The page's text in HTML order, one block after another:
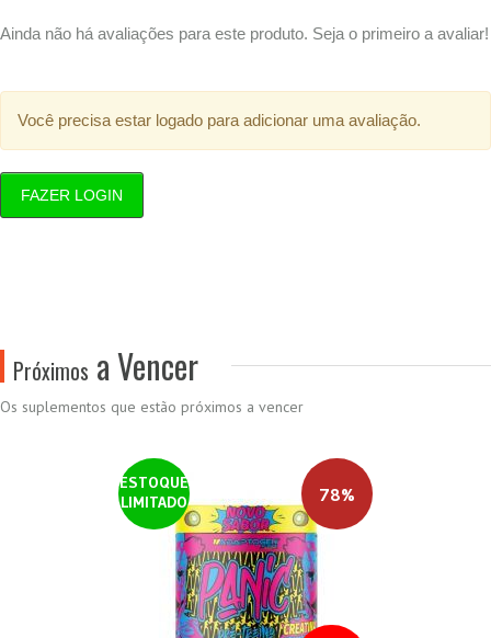
Ainda não há avaliações para este produto. Seja o primeiro a avaliar!
Você precisa estar logado para adicionar uma avaliação.
FAZER LOGIN
Próximos a Vencer
Os suplementos que estão próximos a vencer
ESTOQUE
LIMITADO
78%